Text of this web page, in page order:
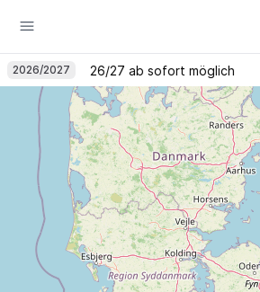
2026/2027
für den JG 26/27 ab sofort möglich